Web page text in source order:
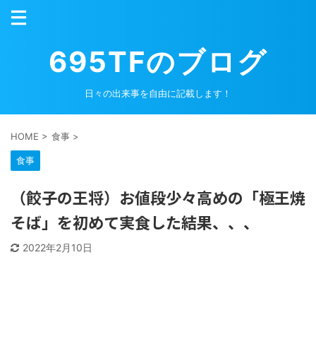
695TFのブログ
日々の出来事を自由に記載します！
HOME > 食事 >
食事
（餃子の王将）お値段少々高めの「極王焼
そば」を初めて実食した結果、、、
2022年2月10日